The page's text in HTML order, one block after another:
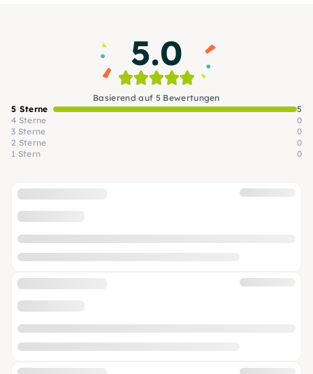
5.0
Basierend auf 5 Bewertungen
5 Sterne
5
4 Sterne
0
3 Sterne
0
2 Sterne
0
1 Stern
0